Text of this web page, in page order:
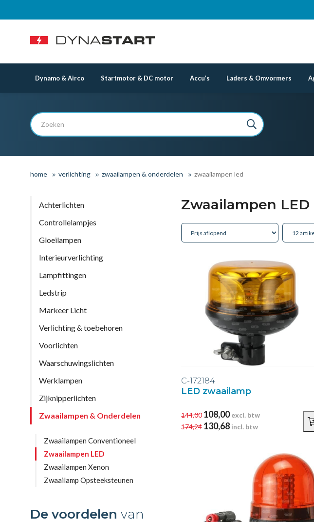
Dynamo & Airco Startmotor & DC motor Accu’s Laders & Omvormers
home verlichting zwaailampen & onderdelen zwaailampen led
Achterlichten
Controllelampjes
Gloeilampen
Interieurverlichting
Lampfittingen
Ledstrip
Markeer Licht
Verlichting & toebehoren
Voorlichten
Waarschuwingslichten
Werklampen
Zijknipperlichten
Zwaailampen & Onderdelen
Zwaailampen Conventioneel
Zwaailampen LED
Zwaailampen Xenon
Zwaailamp Opsteeksteunen
De voordelen van
Zwaailampen LED
C-172184
LED zwaailamp
144,00 108,00excl. btw
174,24 130,68 incl. btw